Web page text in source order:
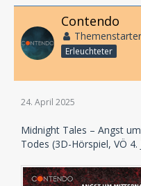
Contendo
Themenstarter
Erleuchteter
24. April 2025
Midnight Tales – Angst
Todes (3D-Hörspiel, VÖ 4.